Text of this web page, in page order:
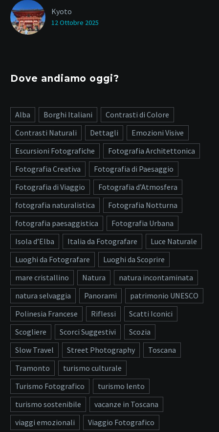
Kyoto
12 Ottobre 2025
Dove andiamo oggi?
Alba Borghi Italiani
Contrasti di Colore
Contrasti Naturali
Dettagli
Emozioni Visive
Escursioni Fotografiche
Fotografia Architettonica
Fotografia Creativa
Fotografia di Paesaggio
Fotografia di Viaggio
Fotografia d’Atmosfera
fotografia naturalistica
Fotografia Notturna
fotografia paesaggistica
Fotografia Urbana
Isola d’Elba
Italia da Fotografare
Luce Naturale
Luoghi da Fotografare
Luoghi da Scoprire
mare cristallino
Natura
natura incontaminata
natura selvaggia
Panorami
patrimonio UNESCO
Polinesia Francese
Riflessi
Scatti Iconici
Scogliere
Scorci Suggestivi
Scozia
Slow Travel
Street Photography
Toscana
Tramonto
turismo culturale
Turismo Fotografico
turismo lento
turismo sostenibile
vacanze in Toscana
viaggi emozionali
Viaggio Fotografico